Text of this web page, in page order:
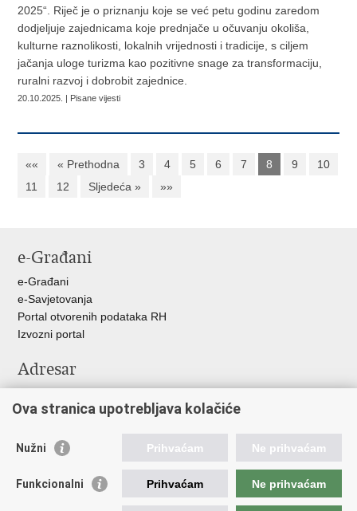
2025“. Riječ je o priznanju koje se već petu godinu zaredom
dodjeljuje zajednicama koje prednjače u očuvanju okoliša,
kulturne raznolikosti, lokalnih vrijednosti i tradicije, s ciljem
jačanja uloge turizma kao pozitivne snage za transformaciju,
ruralni razvoj i dobrobit zajednice.
20.10.2025. | Pisane vijesti
«« « Prethodna 3 4 5 6 7 8 9
10
11
12 Sljedeća » »»
e-Građani
e-Građani
e-Savjetovanja
Portal otvorenih podataka RH
Izvozni portal
Adresar
Adresar tijela javne vlasti
Korisne poveznice
Vlada RH
Ova stranica upotrebljava kolačiće
Nužni Prihvaćam Ne prihvaćam
Funkcionalni Prihvaćam Ne prihvaćam